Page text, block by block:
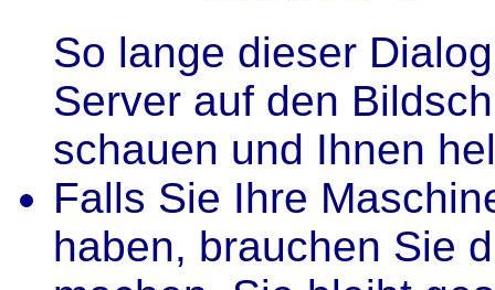
So lange dieser
Server auf den
schauen und Ihnen
Falls Sie Ihre
haben, brauchen Sie